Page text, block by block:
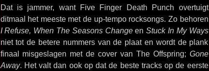
Dat is jammer, want Five Finger Death Punch overtuigt
ditmaal het meeste met de up-tempo rocksongs. Zo behoren
I Refuse, When The Seasons ChangeenStuck In My Ways
niet tot de betere nummers van de plaat en wordt de plank
finaal misgeslagen met de cover van The Offspring; Gone
Away. Het valt dan ook op dat de beste tracks op de eerste